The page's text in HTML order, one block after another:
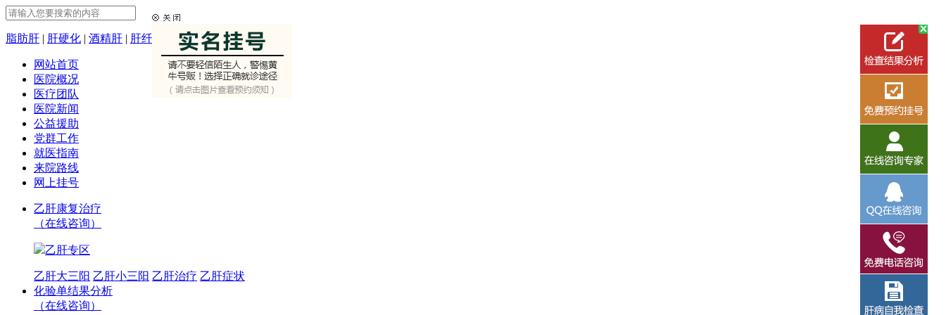
脂肪肝 | 肝硬化 | 酒精肝 | 肝纤维化
网站首页
医院概况
医疗团队
医院新闻
公益援助
党群工作
就医指南
来院路线
网上挂号
乙肝康复治疗
（在线咨询）
乙肝专区
乙肝大三阳 乙肝小三阳 乙肝治疗 乙肝症状
化验单结果分析
（在线咨询）